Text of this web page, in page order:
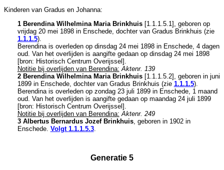
Kinderen van Gradus en Johanna:
1 Berendina Wilhelmina Maria Brinkhuis[1.1.1.5.1], geboren op
vrijdag 20 mei 1898 in Enschede, dochter van Gradus Brinkhuis (zie
1.1.1.5).
Berendina is overleden op dinsdag 24 mei 1898 in Enschede, 4 dagen
oud. Van het overlijden is aangifte gedaan op dinsdag 24 mei 1898
[bron: Historisch Centrum Overijssel ].
Notitie bij overlijden van Berendina: Aktenr. 139
2 Berendina Wilhelmina Maria Brinkhuis[1.1.1.5.2], geboren in juni
1899 in Enschede, dochter van Gradus Brinkhuis (zie 1.1.1.5).
Berendina is overleden op zondag 23 juli 1899 in Enschede, 1 maand
oud. Van het overlijden is aangifte gedaan op maandag 24 juli 1899
[bron: Historisch Centrum Overijssel ].
Notitie bij overlijden van Berendina: Aktenr. 249
3 Albertus Bernardus Jozef Brinkhuis, geboren in 1902 in
Enschede. Volgt 1.1.1.5.3.
Generatie 5